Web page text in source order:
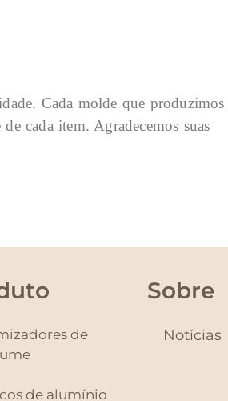
Cada molde que produzimos
cada item. Agradecemos suas
de
de alumínio
Sobre
Notícias